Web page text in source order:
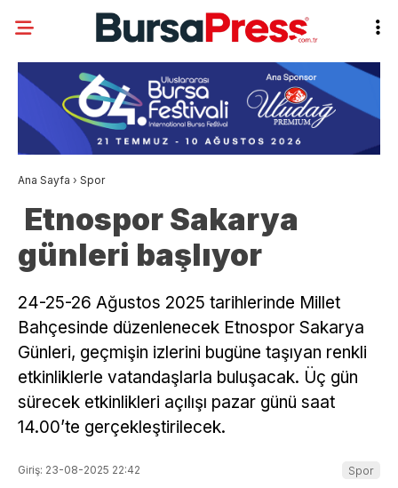
Ana Sayfa › Spor
Etnospor Sakarya
günleri başlıyor
24-25-26 Ağustos 2025 tarihlerinde Millet
Bahçesinde düzenlenecek Etnospor Sakarya
Günleri, geçmişin izlerini bugüne taşıyan renkli
etkinliklerle vatandaşlarla buluşacak. Üç gün
sürecek etkinlikleri açılışı pazar günü saat
14.00’te gerçekleştirilecek.
Giriş: 23-08-2025 22:42 Spor